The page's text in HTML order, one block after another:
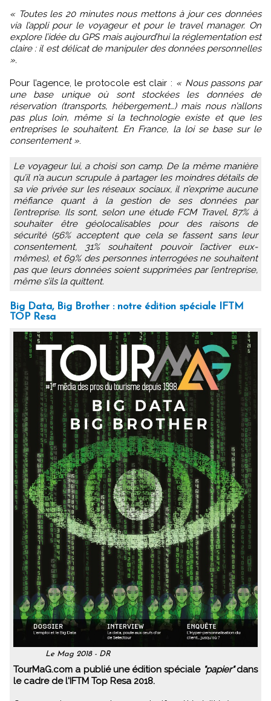
« Toutes les 20 minutes nous mettons à jour ces données
via l’appli pour le voyageur et pour le travel manager. On
explore l’idée du GPS mais aujourd’hui la réglementation est
claire : il est délicat de manipuler des données personnelles
».
Pour l’agence, le protocole est clair : « Nous passons par
une base unique où sont stockées les données de
réservation (transports, hébergement…) mais nous n’allons
pas plus loin, même si la technologie existe et que les
entreprises le souhaitent. En France, la loi se base sur le
consentement ».
Le voyageur lui, a choisi son camp. De la même manière
qu’il n’a aucun scrupule à partager les moindres détails de
sa vie privée sur les réseaux sociaux, il n’exprime aucune
méfiance quant à la gestion de ses données par
l’entreprise. Ils sont, selon une étude FCM Travel, 87% à
souhaiter être géolocalisables pour des raisons de
sécurité (56% acceptent que cela se fassent sans leur
consentement, 31% souhaitent pouvoir l’activer eux-
mêmes), et 69% des personnes interrogées ne souhaitent
pas que leurs données soient supprimées par l’entreprise,
même s’ils la quittent.
Big Data, Big Brother : notre édition spéciale IFTM
TOP Resa
Le Mag 2018 - DR
TourMaG.com a publié une édition spéciale "papier" dans
le cadre de l'IFTM Top Resa 2018.